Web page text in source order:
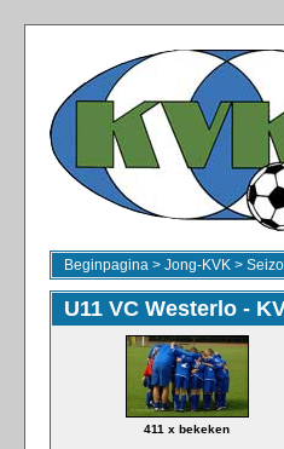
Beginpagina > Jong-KVK >
U11 VC Westerlo -
411 x bekeken